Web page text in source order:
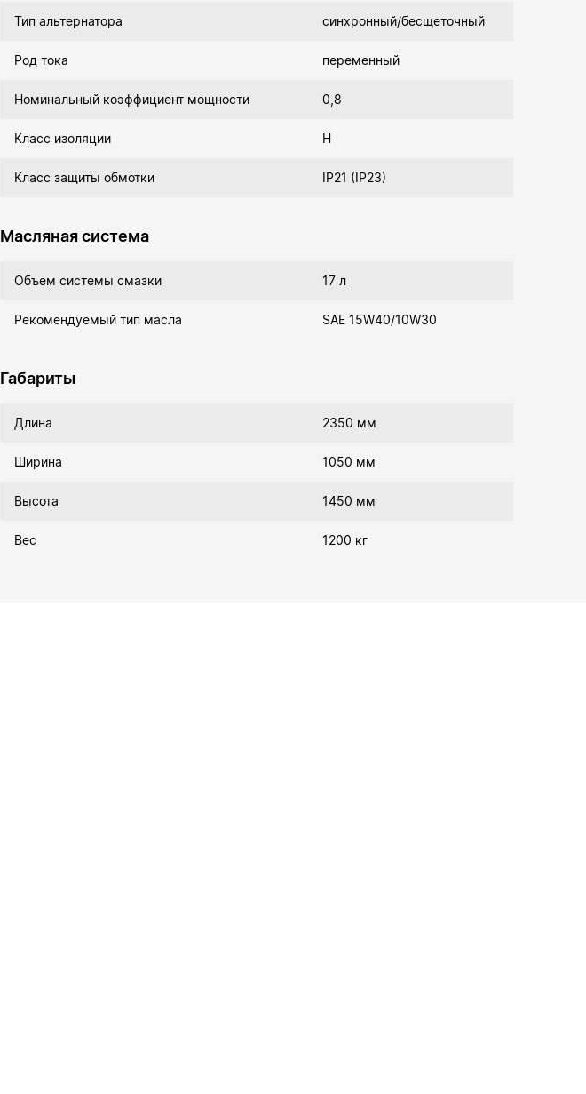
Тип альтернатора синхронный/бесщеточный
Род тока переменный
Номинальный коэффициент мощности 0,8
Класс изоляции Н
Класс защиты обмотки IP21 (IP23)
Масляная система
Объем системы смазки 17 л
Рекомендуемый тип масла SAE 15W40/10W30
Габариты
Длина 2350 мм
Ширина 1050 мм
Высота 1450 мм
Вес 1200 кг